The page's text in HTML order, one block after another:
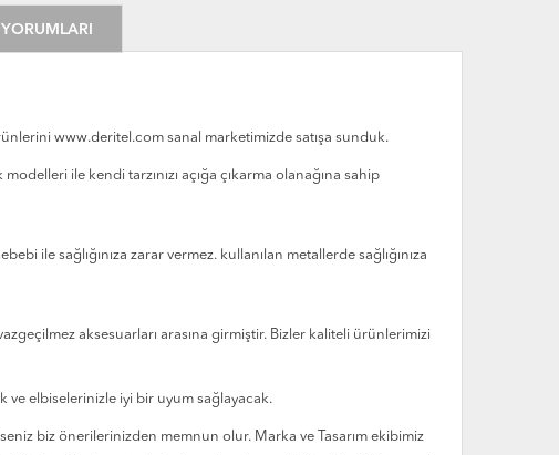
www.deritel.com sanal marketimizde satışa sunduk.
ile kendi tarzınızı açığa çıkarma olanağına sahip
ile sağlığınıza zarar vermez. kullanılan metallerde sağlığınıza
aksesuarları arasına girmiştir. Bizler kaliteli ürünlerimizi
ve elbiselerinizle iyi bir uyum sağlayacak.
biz önerilerinizden memnun olur. Marka ve Tasarım ekibimiz